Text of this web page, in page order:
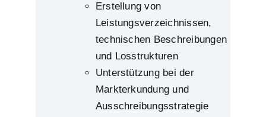
Erstellung von
Leistungsverzeichnissen,
technischen Beschreibungen
und Losstrukturen
Unterstützung bei der
Markterkundung und
Ausschreibungsstrategie